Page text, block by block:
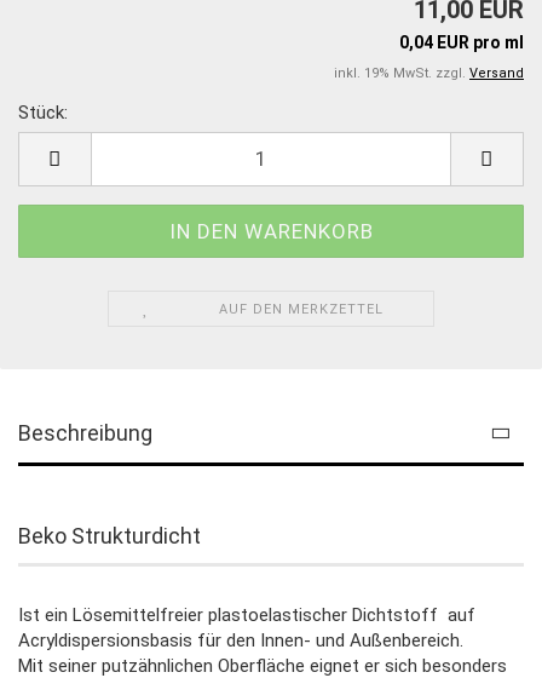
11,00 EUR
0,04 EUR pro ml
inkl. 19% MwSt. zzgl. Versand
Stück:
AUF DEN MERKZETTEL
Beschreibung
Beko Strukturdicht
Ist ein Lösemittelfreier plastoelastischer Dichtstoff auf
Acryldispersionsbasis für den Innen- und Außenbereich.
Mit seiner putzähnlichen Oberfläche eignet er sich besonders